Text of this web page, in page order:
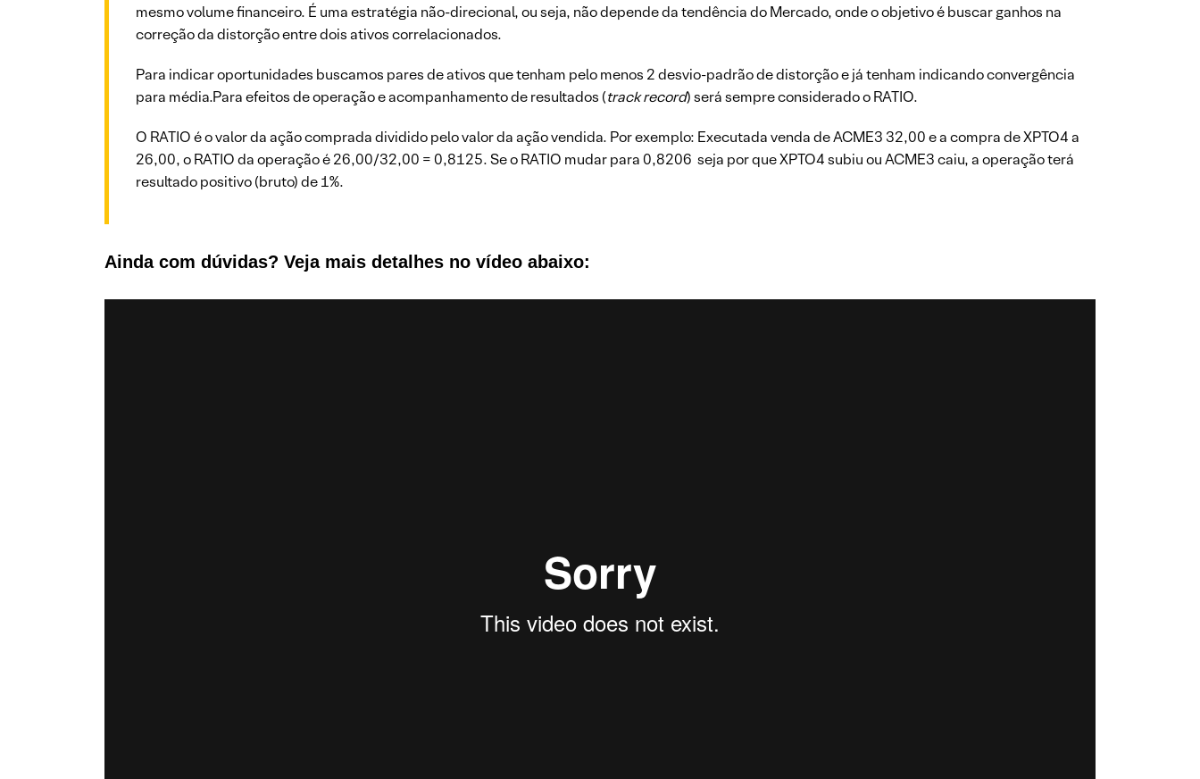
mesmo volume financeiro. É uma estratégia não-direcional, ou seja, não depende da tendência do Mercado, onde o objetivo é buscar ganhos na
correção da distorção entre dois ativos correlacionados.
Para indicar oportunidades buscamos pares de ativos que tenham pelo menos 2 desvio-padrão de distorção e já tenham indicando convergência
para média.Para efeitos de operação e acompanhamento de resultados (track record) será sempre considerado o RATIO.
O RATIO é o valor da ação comprada dividido pelo valor da ação vendida. Por exemplo: Executada venda de ACME3 32,00 e a compra de XPTO4 a
26,00, o RATIO da operação é 26,00/32,00 = 0,8125. Se o RATIO mudar para 0,8206 seja por que XPTO4 subiu ou ACME3 caiu, a operação terá
resultado positivo (bruto) de 1%.
Ainda com dúvidas? Veja mais detalhes no vídeo abaixo: